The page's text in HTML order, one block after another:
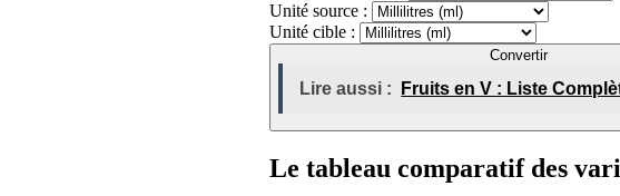
Unité source :
Unité cible :
Convertir
Lire aussi : Fruits en V : Liste
Le tableau comparatif des